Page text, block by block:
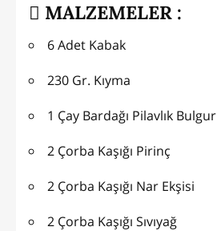
MALZEMELER :
6 Adet Kabak
230 Gr. Kıyma
1 Çay Bardağı Pilavlık Bulgur
2 Çorba Kaşığı Pirinç
2 Çorba Kaşığı Nar Ekşisi
2 Çorba Kaşığı Sıvıyağ